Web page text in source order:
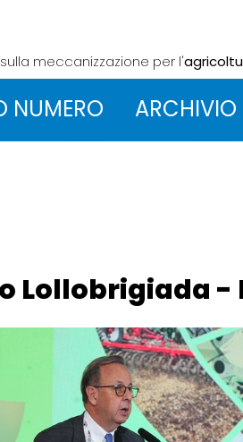
meccanizzazione per l'
NUMERO ARCHIVIO
Lollobrigiada -